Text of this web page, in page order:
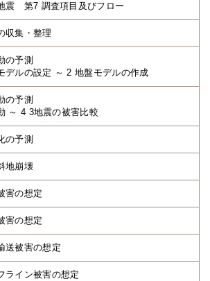
震 第7 調査項目及びフロー
収集・整理
の予測
ルの設定 ～ 2 地盤モデルの作成
の予測
～ 4 3地震の被害比較
の予測
地崩壊
害の想定
害の想定
送被害の想定
ライン被害の想定